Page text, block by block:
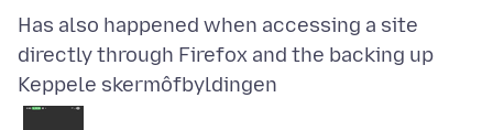
Has also happened when accessing a site
Keppele skermôfbyldingen